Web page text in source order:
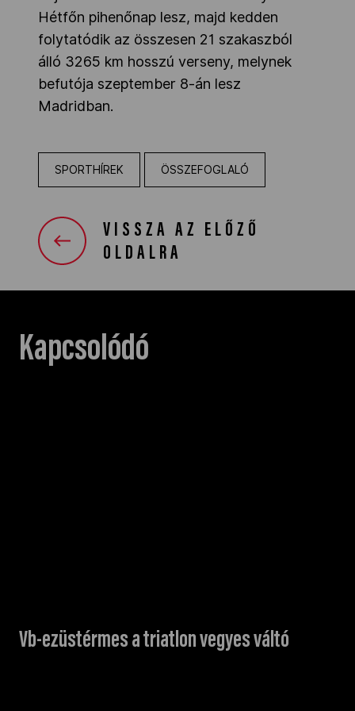
Hétfőn pihenőnap lesz, majd kedden
folytatódik az összesen 21 szakaszból
álló 3265 km hosszú verseny, melynek
befutója szeptember 8-án lesz
Madridban.
SPORTHÍREK ÖSSZEFOGLALÓ
VISSZA AZ ELŐZŐ
OLDALRA
Kapcsolódó
Vb-ezüstérmes a triatlon vegyes váltó